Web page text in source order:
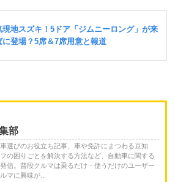
部
選びのお役立ち記事、車や免許にまつわる豆知
の困りごとを解決する方法など、自動車に関する
信。普段クルマは乗るだけ・使うだけのユーザー
マに興味が...